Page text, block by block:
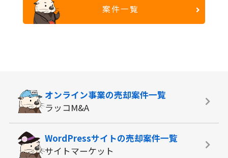
案件一覧
オンライン事業の売却案件一覧
ラッコM&A
WordPressサイトの売却案件一覧
サイトマーケット